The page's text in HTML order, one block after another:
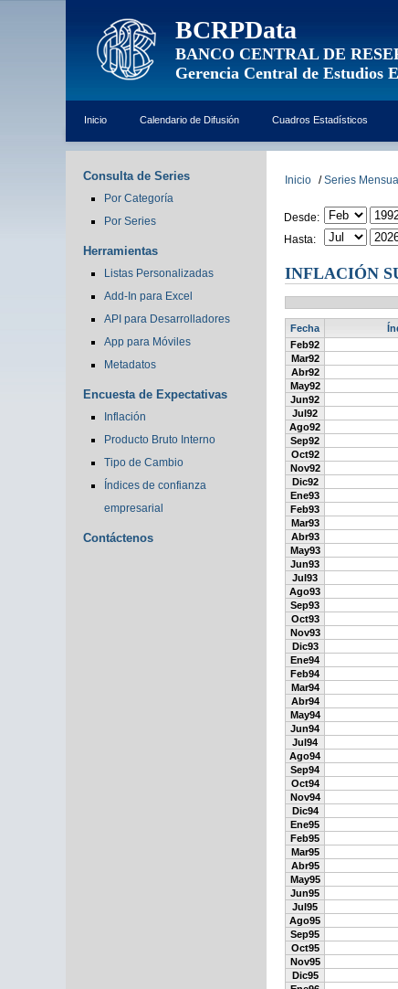
BCRPData
BANCO CENTRAL DE
Gerencia Central de Estudios
Inicio Calendario de Difusión Cuadros Estadísticos
Consulta de Series
Por Categoría
Por Series
Herramientas
Listas Personalizadas
Add-In para Excel
API para Desarrolladores
App para Móviles
Metadatos
Encuesta de Expectativas
Inflación
Producto Bruto Interno
Tipo de Cambio
Índices de confianza
empresarial
Contáctenos
Inicio / Series
Desde:
Hasta:
INFLACIÓN
Fecha
Feb92
Mar92
Abr92
May92
Jun92
Jul92
Ago92
Sep92
Oct92
Nov92
Dic92
Ene93
Feb93
Mar93
Abr93
May93
Jun93
Jul93
Ago93
Sep93
Oct93
Nov93
Dic93
Ene94
Feb94
Mar94
Abr94
May94
Jun94
Jul94
Ago94
Sep94
Oct94
Nov94
Dic94
Ene95
Feb95
Mar95
Abr95
May95
Jun95
Jul95
Ago95
Sep95
Oct95
Nov95
Dic95